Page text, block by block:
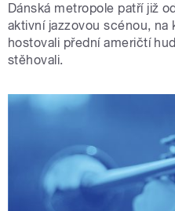
Dánská metropole patří již
aktivní jazzovou scénou, na
hostovali přední američtí
stěhovali.